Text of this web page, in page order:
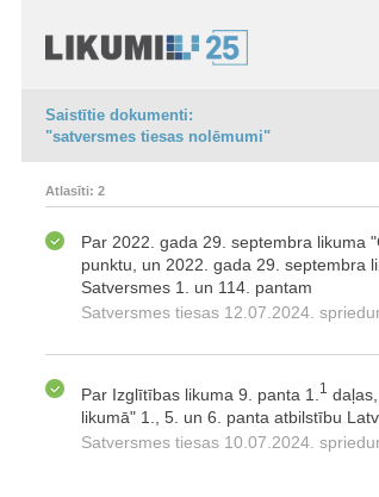
Saistītie dokumenti:
"satversmes tiesas nolēmumi"
Atlasīti: 2
Par 2022. gada 29. septembra likuma
punktu, un 2022. gada 29. septembra
Satversmes 1. un 114. pantam
Satversmes tiesas 12.07.2024.
Par Izglītības likuma 9. panta 1. 1
likumā" 1., 5. un 6. panta atbilstību
Satversmes tiesas 10.07.2024.